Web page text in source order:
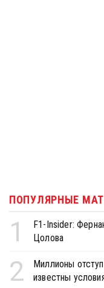
ПОПУЛЯРНЫЕ
1
F1-Insider:
Цолова
2
Миллионы
известны